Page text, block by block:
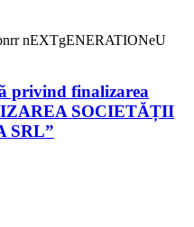
privind finalizarea
SOCIETĂȚII
SRL”